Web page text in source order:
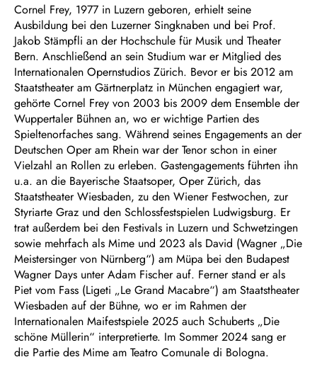
Cornel Frey, 1977 in Luzern geboren, erhielt seine
Ausbildung bei den Luzerner Singknaben und bei Prof.
Jakob Stämpfli an der Hochschule für Musik und Theater
Bern. Anschließend an sein Studium war er Mitglied des
Internationalen Opernstudios Zürich. Bevor er bis 2012 am
Staatstheater am Gärtnerplatz in München engagiert war,
gehörte Cornel Frey von 2003 bis 2009 dem Ensemble der
Wuppertaler Bühnen an, wo er wichtige Partien des
Spieltenorfaches sang. Während seines Engagements an der
Deutschen Oper am Rhein war der Tenor schon in einer
Vielzahl an Rollen zu erleben. Gastengagements führten ihn
u.a. an die Bayerische Staatsoper, Oper Zürich, das
Staatstheater Wiesbaden, zu den Wiener Festwochen, zur
Styriarte Graz und den Schlossfestspielen Ludwigsburg. Er
trat außerdem bei den Festivals in Luzern und Schwetzingen
sowie mehrfach als Mime und 2023 als David (Wagner „Die
Meistersinger von Nürnberg“) am Müpa bei den Budapest
Wagner Days unter Adam Fischer auf. Ferner stand er als
Piet vom Fass (Ligeti „Le Grand Macabre“) am Staatstheater
Wiesbaden auf der Bühne, wo er im Rahmen der
Internationalen Maifestspiele 2025 auch Schuberts „Die
schöne Müllerin“ interpretierte. Im Sommer 2024 sang er
die Partie des Mime am Teatro Comunale di Bologna.